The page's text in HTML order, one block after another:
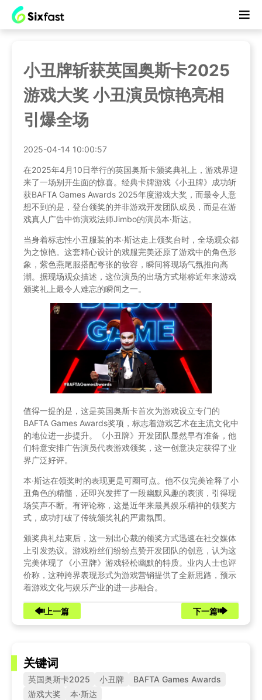
小丑牌斩获英国奥斯卡2025
游戏大奖 小丑演员惊艳亮相
引爆全场
2025-04-14 10:00:57
在2025年4月10日举行的英国奥斯卡颁奖典礼上，游戏界迎
来了一场别开生面的惊喜。经典卡牌游戏《小丑牌》成功斩
获BAFTA Games Awards 2025年度游戏大奖，而最令人意
想不到的是，登台领奖的并非游戏开发团队成员，而是在游
戏真人广告中饰演戏法师Jimbo的演员本·斯达。
当身着标志性小丑服装的本·斯达走上领奖台时，全场观众都
为之惊艳。这套精心设计的戏服完美还原了游戏中的角色形
象，紫色燕尾服搭配夸张的妆容，瞬间将现场气氛推向高
潮。据现场观众描述，这位演员的出场方式堪称近年来游戏
颁奖礼上最令人难忘的瞬间之一。
值得一提的是，这是英国奥斯卡首次为游戏设立专门的
BAFTA Games Awards奖项，标志着游戏艺术在主流文化中
的地位进一步提升。《小丑牌》开发团队显然早有准备，他
们特意安排广告演员代表游戏领奖，这一创意决定获得了业
界广泛好评。
本·斯达在领奖时的表现更是可圈可点。他不仅完美诠释了小
丑角色的精髓，还即兴发挥了一段幽默风趣的表演，引得现
场笑声不断。有评论称，这是近年来最具娱乐精神的领奖方
式，成功打破了传统颁奖礼的严肃氛围。
颁奖典礼结束后，这一别出心裁的领奖方式迅速在社交媒体
上引发热议。游戏粉丝们纷纷点赞开发团队的创意，认为这
完美体现了《小丑牌》游戏轻松幽默的特质。业内人士也评
价称，这种跨界表现形式为游戏营销提供了全新思路，预示
着游戏文化与娱乐产业的进一步融合。
上一篇 下一篇
关键词
英国奥斯卡2025 小丑牌
BAFTA Games Awards
游戏大奖
本·斯达